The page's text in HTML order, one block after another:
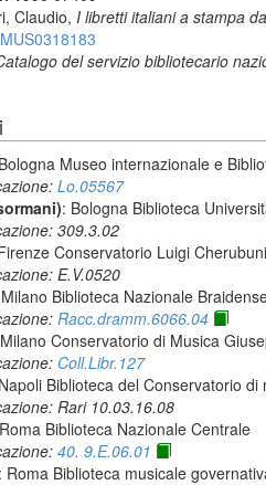
Claudio, I libretti italiani a stampa
MUS0318183
del servizio bibliotecario
Museo internazionale e
Lo.05567
: Bologna Biblioteca
309.3.02
Conservatorio Luigi Cherubuni
E.V.0520
Biblioteca Nazionale
Racc.dramm.6066.04
Conservatorio di Musica
Coll.Libr.127
Biblioteca del Conservatorio
Rari 10.03.16.08
Biblioteca Nazionale Centrale
40. 9.E.06.01
: Roma Biblioteca musicale